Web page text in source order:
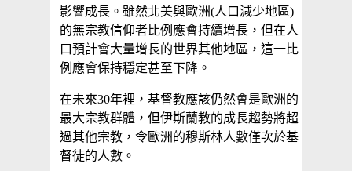
影響成長。雖然北美與歐洲(人口減少地區)
的無宗教信仰者比例應會持續增長，但在人
口預計會大量增長的世界其他地區，這一比
例應會保持穩定甚至下降。
在未來30年裡，基督教應該仍然會是歐洲的
最大宗教群體，但伊斯蘭教的成長趨勢將超
過其他宗教，令歐洲的穆斯林人數僅次於基
督徒的人數。